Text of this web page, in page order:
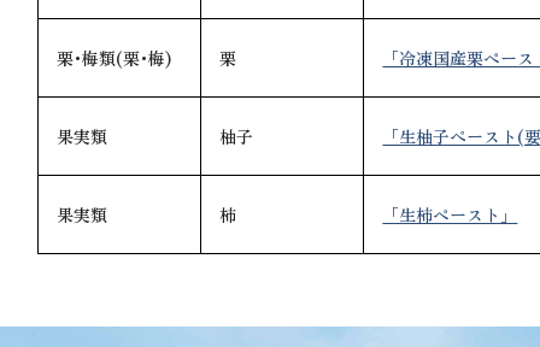
栗･梅類(栗･梅) 栗 「冷凍国産栗ペー
果実類 柚子 「生柚子ぺースト(
果実類 柿 「生柿ペースト」